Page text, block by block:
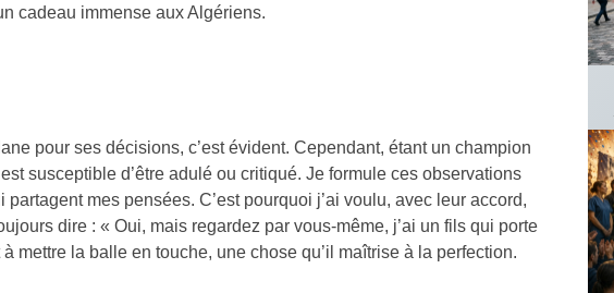
cadeau immense aux Algériens.
pour ses décisions, c’est évident. Cependant, étant un champion
susceptible d’être adulé ou critiqué. Je formule ces observations
mes pensées. C’est pourquoi j’ai voulu, avec leur accord,
dire : « Oui, mais regardez par vous-même, j’ai un fils qui porte
mettre la balle en touche, une chose qu’il maîtrise à la perfection.